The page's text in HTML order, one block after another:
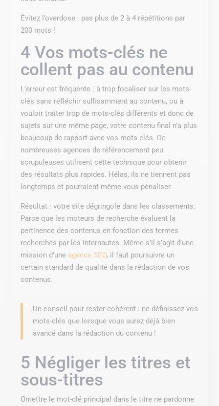
Évitez l’overdose : pas plus de 2 à 4 répétitions par
200 mots !
4 Vos mots-clés ne
collent pas au contenu
L’erreur est fréquente : à trop focaliser sur les mots-
clés sans réfléchir suffisamment au contenu, ou à
vouloir traiter trop de mots-clés différents et donc de
sujets sur une même page, votre contenu final n’a plus
beaucoup de rapport avec vos mots-clés. De
nombreuses agences de référencement peu
scrupuleuses utilisent cette technique pour obtenir
des résultats plus rapides. Hélas, ils ne tiennent pas
longtemps et pourraient même vous pénaliser.
Résultat : votre site dégringole dans les classements.
Parce que les moteurs de recherche évaluent la
pertinence des contenus en fonction des termes
recherchés par les internautes. Même s’il s’agit d’une
mission d’une agence SEO, il faut poursuivre un
certain standard de qualité dans la rédaction de vos
contenus.
Un conseil pour rester cohérent : ne définissez vos
mots-clés que lorsque vous aurez déjà bien
avancé dans la rédaction du contenu !
5 Négliger les titres et
sous-titres
Omettre le mot-clé principal dans le titre ne pardonne